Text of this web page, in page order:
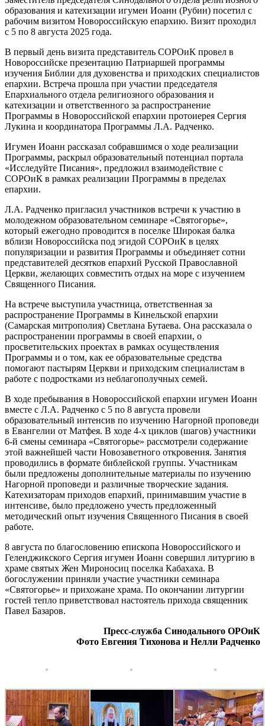
образования и катехизации игумен Иоанн (Рубин) посетил с
рабочим визитом Новороссийскую епархию. Визит проходил
с 5 по 8 августа 2025 года.
В первый день визита представитель СОРОиК провел в
Новороссийске презентацию Патриаршей программы
изучения Библии для духовенства и приходских специалистов
епархии. Встреча прошла при участии председателя
Епархиального отдела религиозного образования и
катехизации и ответственного за распространение
Программы в Новороссийской епархии протоиерея Сергия
Лукина и координатора Программы Л.А. Радченко.
Игумен Иоанн рассказал собравшимся о ходе реализации
Программы, раскрыл образовательный потенциал портала
«Исследуйте Писания», предложил взаимодействие с
СОРОиК в рамках реализации Программы в пределах
епархии.
Л.А. Радченко пригласил участников встречи к участию в
молодежном образовательном семинаре «Святогорье»,
который ежегодно проводится в поселке Широкая балка
вблизи Новороссийска под эгидой СОРОиК в целях
популяризации и развития Программы и объединяет сотни
представителей десятков епархий Русской Православной
Церкви, желающих совместить отдых на море с изучением
Священного Писания.
На встрече выступила участница, ответственная за
распространение Программы в Кинельской епархии
(Самарская митрополия) Светлана Бутаева. Она рассказала о
распространении программы в своей епархии, о
просветительских проектах в рамках осуществления
Программы и о том, как ее образовательные средства
помогают пастырям Церкви и приходским специалистам в
работе с подростками из неблагополучных семей.
В ходе пребывания в Новороссийской епархии игумен Иоанн
вместе с Л.А. Радченко с 5 по 8 августа провели
образовательный интенсив по изучению Нагорной проповеди
в Евангелии от Матфея. В ходе 4-х циклов (шагов) участники
6-й смены семинара «Святогорье» рассмотрели содержание
этой важнейшей части Новозаветного откровения. Занятия
проводились в формате библейской группы. Участникам
были предложены дополнительные материалы по изучению
Нагорной проповеди и различные творческие задания.
Катехизаторам приходов епархий, принимавшим участие в
интенсиве, было предложено учесть предложенный
методический опыт изучения Священного Писания в своей
работе.
8 августа по благословению епископа Новороссийского и
Геленджикского Сергия игумен Иоанн совершил литургию в
храме святых Жен Мироносиц поселка Кабахаха. В
богослужении приняли участие участники семинара
«Святогорье» и прихожане храма. По окончании литургии
гостей тепло приветствовал настоятель прихода священник
Павел Базаров.
Пресс-служба Синодального ОРОиК
Фото Евгения Тихонова и Нелли Радченко